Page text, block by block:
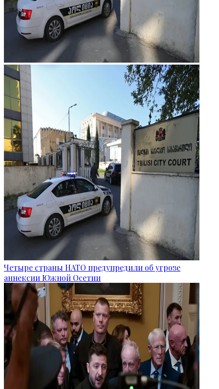
Четыре страны НАТО предупредили об угрозе
аннексии Южной Осетии